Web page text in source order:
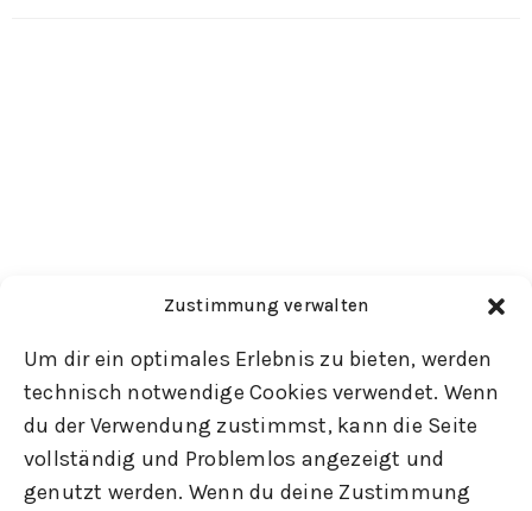
Zustimmung verwalten
Um dir ein optimales Erlebnis zu bieten, werden
technisch notwendige Cookies verwendet. Wenn
du der Verwendung zustimmst, kann die Seite
vollständig und Problemlos angezeigt und
genutzt werden. Wenn du deine Zustimmung